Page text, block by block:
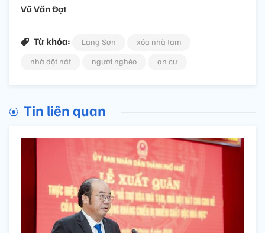
Vũ Văn Đạt
Từ khóa: Lạng Sơn
xóa nhà tạm
nhà dột nát
người nghèo an cư
Tin liên quan